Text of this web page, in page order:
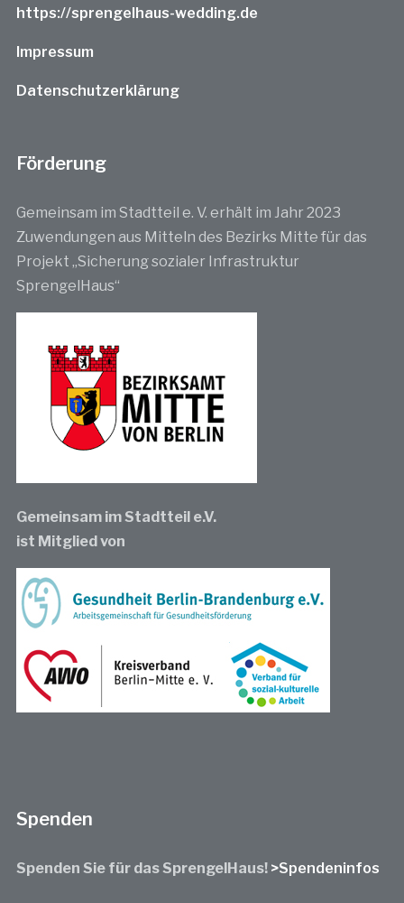
https://sprengelhaus-wedding.de
Impressum
Datenschutzerklärung
Förderung
Gemeinsam im Stadtteil e. V. erhält im Jahr 2023
Zuwendungen aus Mitteln des Bezirks Mitte für das
Projekt „Sicherung sozialer Infrastruktur
SprengelHaus“
Gemeinsam im Stadtteil e.V.
ist Mitglied von
Spenden
Spenden Sie für das SprengelHaus! >Spendeninfos